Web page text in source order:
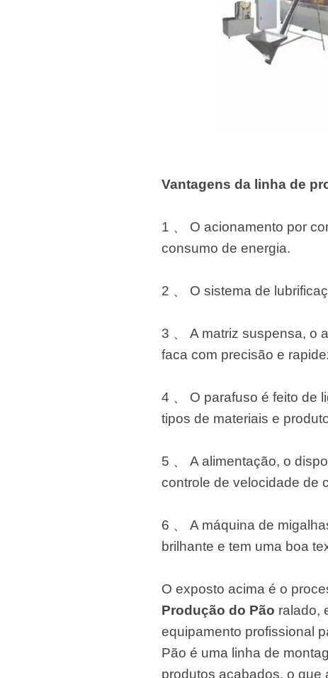
Vantagens da linha de
1 、 O acionamento por
consumo de energia.
2 、 O sistema de
3 、 A matriz suspensa, o
faca com precisão e
4 、 O parafuso é feito de
tipos de materiais e
5 、 A alimentação, o
controle de velocidade de
6 、 A máquina de
brilhante e tem uma boa
O exposto acima é o
Produção do Pão ralado,
equipamento profissional
Pão é uma linha de
produtos acabados, o que